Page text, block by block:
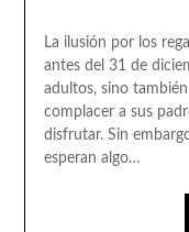
La ilusión por los
antes del 31 de
adultos, sino
complacer a sus
disfrutar. Sin
esperan algo…